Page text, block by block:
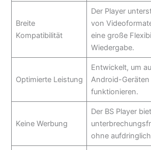
Breite
Kompatibilität
Der Player
von
eine große
Wiedergabe.
Optimierte Leistung
Entwickelt, um
Android-
funktionieren.
Keine Werbung
Der BS Player
ohne